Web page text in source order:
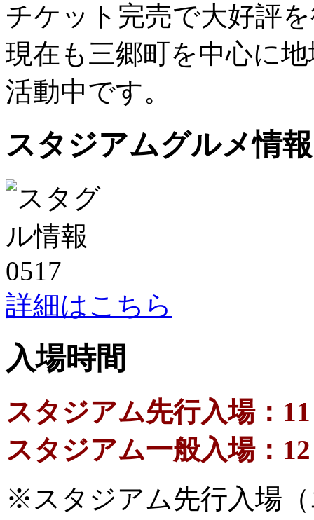
チケット完売で大好評
現在も三郷町を中心に
活動中です。
スタジアムグルメ情報
詳細はこちら
入場時間
スタジアム先行入場：
スタジアム一般入場：
※スタジアム先行入場